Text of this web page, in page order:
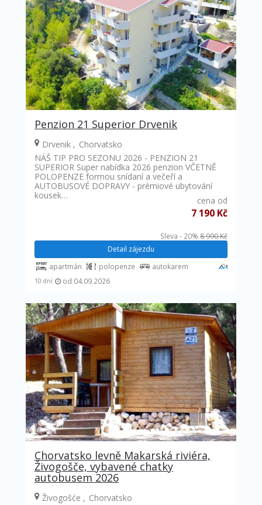
Penzion 21 Superior Drvenik
Drvenik
Chorvatsko
NÁŠ TIP PRO SEZONU 2026 - PENZION 21
SUPERIOR Super nabídka 2026 penzion VČETNĚ
POLOPENZE formou snídaní a večeří a
AUTOBUSOVÉ DOPRAVY - prémiové ubytování
kousek…
cena od
7 190 Kč
Sleva - 20% 8 990 Kč
Detail zájezdu
apartmán polopenze
autokarem
od 04.09.2026
10 dní
Chorvatsko levně Makarská riviéra,
Živogošče, vybavené chatky
autobusem 2026
Živogošće
Chorvatsko